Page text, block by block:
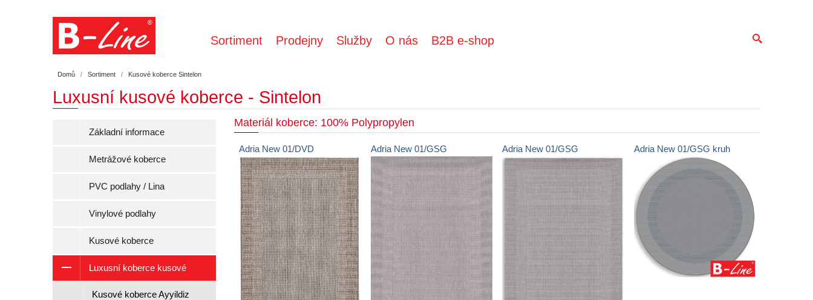
Domů Sortiment Kusové koberce Sintelon
Sortiment Prodejny Služby O nás B2B e-shop
Luxusní kusové koberce - Sintelon
Materiál koberce: 100% Polypropylen
Adria New 01/DVD Adria New 01/GSG Adria New 01/GSG Adria New 01/GSG kruh
Základní informace
Metrážové koberce
PVC podlahy / Lina
Vinylové podlahy
Kusové koberce
Luxusní koberce kusové
Kusové koberce Ayyildiz